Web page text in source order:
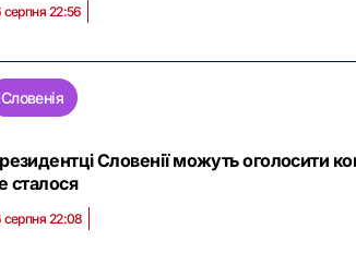
серпня 22:56
Словенія
Словенії можуть оголосити
сталося
серпня 22:08